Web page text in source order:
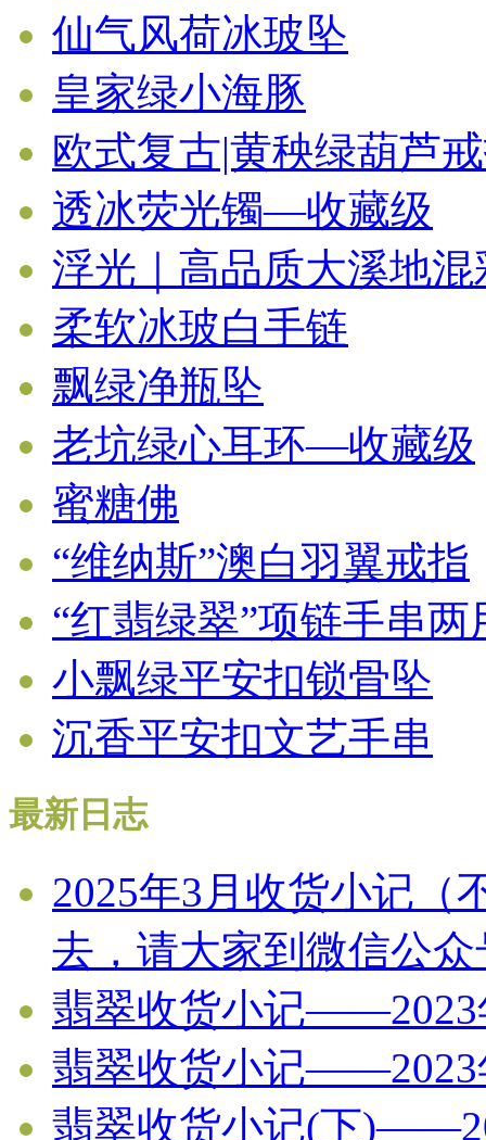
仙气风荷冰玻坠
皇家绿小海豚
欧式复古|黄秧绿葫芦
透冰荧光镯—收藏级
浮光｜高品质大溪地混
柔软冰玻白手链
飘绿净瓶坠
老坑绿心耳环—收藏级
蜜糖佛
“维纳斯”澳白羽翼戒指
“红翡绿翠”项链手串
小飘绿平安扣锁骨坠
沉香平安扣文艺手串
最新日志
2025年3月收货小记（
去，请大家到微信公
翡翠收货小记——2023
翡翠收货小记——2023
翡翠收货小记(下